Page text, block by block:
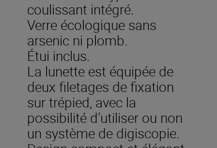
coulissant intégré.
Verre écologique sans
arsenic ni plomb.
Étui inclus.
La lunette est équipée de
deux filetages de fixation
sur trépied, avec la
possibilité d’utiliser ou non
un système de digiscopie.